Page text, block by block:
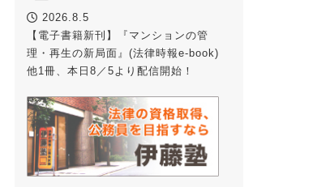
2026.8.5
【電子書籍新刊】『マンションの管
理・再生の新局面』(法律時報e-book)
他1冊、本日8／5より配信開始！